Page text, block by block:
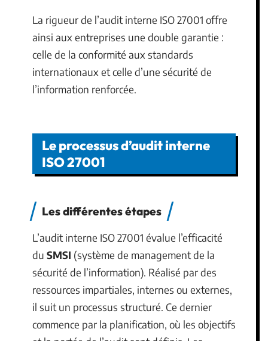
La rigueur de l’audit interne ISO 27001 offre
ainsi aux entreprises une double garantie :
celle de la conformité aux standards
internationaux et celle d’une sécurité de
l’information renforcée.
Le processus d’audit interne
ISO 27001
Les différentes étapes
L’audit interne ISO 27001 évalue l’efficacité
du SMSI (système de management de la
sécurité de l’information). Réalisé par des
ressources impartiales, internes ou externes,
il suit un processus structuré. Ce dernier
commence par la planification, où les objectifs